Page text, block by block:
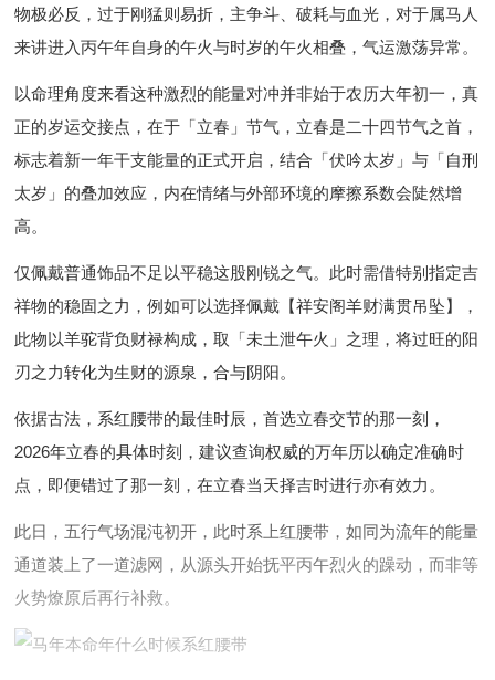
物极必反，过于刚猛则易折，主争斗、破耗与血光，对于属马人
来讲进入丙午年自身的午火与时岁的午火相叠，气运激荡异常。
以命理角度来看这种激烈的能量对冲并非始于农历大年初一，真
正的岁运交接点，在于「立春」节气，立春是二十四节气之首，
标志着新一年干支能量的正式开启，结合「伏吟太岁」与「自刑
太岁」的叠加效应，内在情绪与外部环境的摩擦系数会陡然增
高。
仅佩戴普通饰品不足以平稳这股刚锐之气。此时需借特别指定吉
祥物的稳固之力，例如可以选择佩戴【祥安阁羊财满贯吊坠】，
此物以羊驼背负财禄构成，取「未土泄午火」之理，将过旺的阳
刃之力转化为生财的源泉，合与阴阳。
依据古法，系红腰带的最佳时辰，首选立春交节的那一刻，
2026年立春的具体时刻，建议查询权威的万年历以确定准确时
点，即便错过了那一刻，在立春当天择吉时进行亦有效力。
此日，五行气场混沌初开，此时系上红腰带，如同为流年的能量
通道装上了一道滤网，从源头开始抚平丙午烈火的躁动，而非等
火势燎原后再行补救。